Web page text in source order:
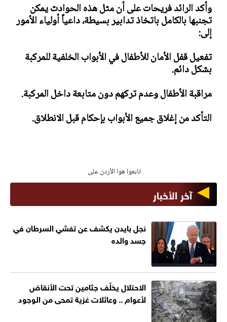
وأكد الرائد فريحات على أن مثل هذه الحوادث يمكن
تجنبها بالكامل باتخاذ تدابير بسيطة، داعياً أولياء الأمور
إلى:
تفعيل قفل الأمان للأطفال في الأبواب الخلفية للمركبة
بشكل دائم.
مراقبة الأطفال وعدم تركهم دون متابعة داخل المركبة.
التأكد من إغلاق جميع الأبواب بإحكام قبل الانطلاق.
تابعوا هوا الأردن على
آخر الأخبار
نجل بايدن يكشف عن تفشي السرطان في
جسد والده
الاحتلال يخلّف جثامين تحت الأنقاض
لأعوام .. وعائلات غزية تمحى من الوجود